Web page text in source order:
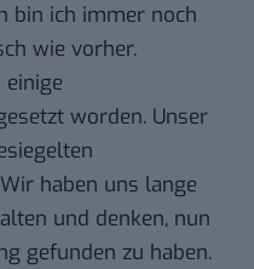
bin ich immer noch
wie vorher.
worden. Unser
haben uns lange
und denken, nun
gefunden zu haben.